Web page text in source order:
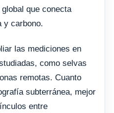
que conecta
y carbono.
las mediciones en
como selvas
remotas. Cuanto
subterránea, mejor
entre